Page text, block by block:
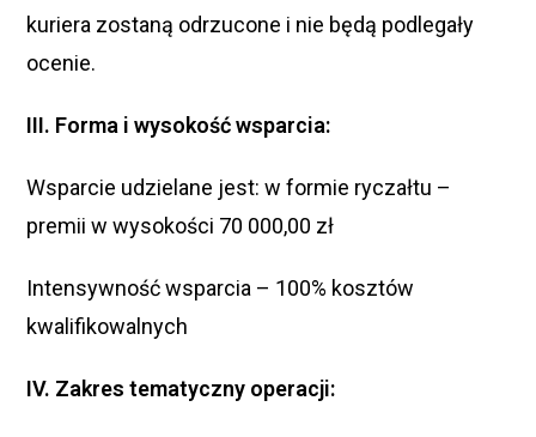
kuriera zostaną odrzucone i nie będą podlegały
ocenie.
III. Forma i wysokość wsparcia:
Wsparcie udzielane jest: w formie ryczałtu –
premii w wysokości 70 000,00 zł
Intensywność wsparcia – 100% kosztów
kwalifikowalnych
IV. Zakres tematyczny operacji: